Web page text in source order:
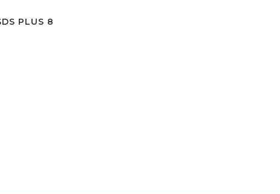
PLUS 800 W. TOTAL (TH308268-